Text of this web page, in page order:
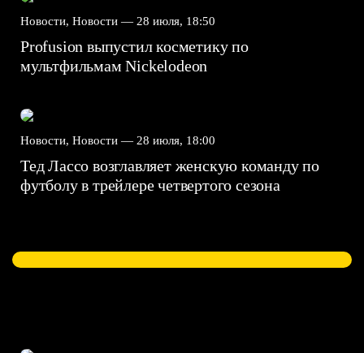
Новости, Новости — 28 июля, 18:50
Profusion выпустил косметику по
мультфильмам Nickelodeon
Новости, Новости — 28 июля, 18:00
Тед Лассо возглавляет женскую команду по
футболу в трейлере четвертого сезона